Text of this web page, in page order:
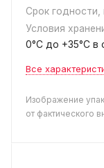
Срок годности,
Условия
0°С до +35°С в
Все
Изображение
от фактического